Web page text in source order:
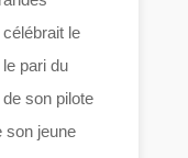
le
pari du
son pilote
son jeune